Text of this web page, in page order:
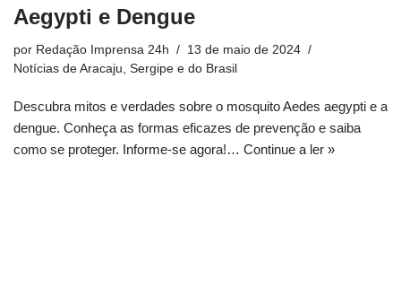
Aegypti e Dengue
por Redação Imprensa 24h
13 de maio de 2024
Notícias de Aracaju, Sergipe e do Brasil
Descubra mitos e verdades sobre o mosquito Aedes aegypti e a
dengue. Conheça as formas eficazes de prevenção e saiba
como se proteger. Informe-se agora!… Continue a ler »